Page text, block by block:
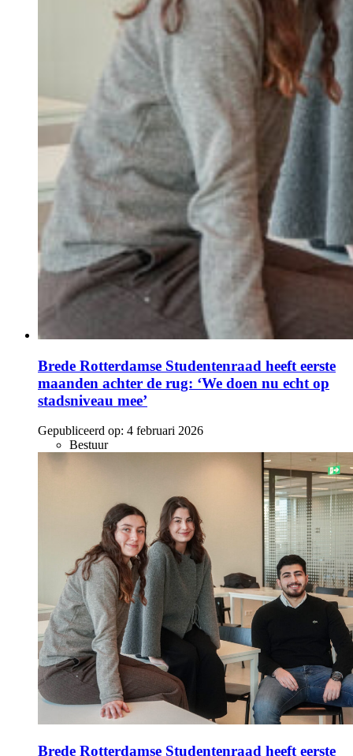
Brede Rotterdamse Studentenraad heeft eerste
maanden achter de rug: ‘We doen nu echt op
stadsniveau mee’
Gepubliceerd op: 4 februari 2026
Bestuur
Brede Rotterdamse Studentenraad heeft eerste